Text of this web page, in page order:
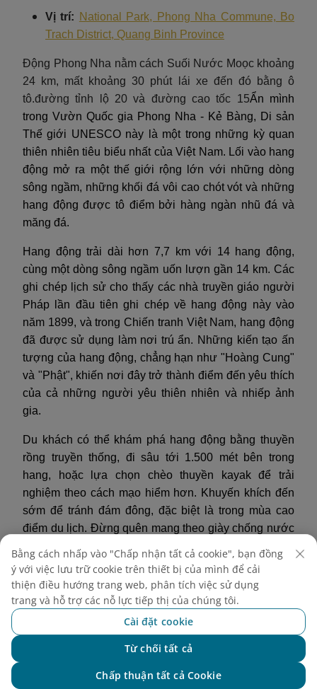
Vị trí: National Park, Phong Nha Commune, Bo
Trach District, Quang Binh Province
Động Phong Nha nằm cách Suối Nước Moọc khoảng
24 km, mất khoảng 30 phút lái xe đến đó bằng ô
tô.đường tỉnh lộ 20 và đường cao tốc 15Ẩn mình
trong Vườn Quốc gia Phong Nha - Kẻ Bàng, Di sản
Thế giới UNESCO này là một trong những kỳ quan
thiên nhiên tiêu biểu nhất của Việt Nam. Lối vào hang
động mở ra một thế giới rộng lớn với những dòng
sông ngầm, những khối đá vôi cao chót vót và những
hang động được tô điểm bởi hàng ngàn nhũ đá và
măng đá.
Hang động trải dài hơn 7,7 km với 14 hang động,
cùng một dòng sông ngầm uốn lượn gần 14 km. Các
ghi chép lịch sử cho thấy các nhà truyền giáo người
Pháp lần đầu tiên ghi chép về hang động này vào
năm 1899, và trong Chiến tranh Việt Nam, hang động
đã được sử dụng làm nơi trú ẩn. Những kiến tạo ấn
tượng của hang động, chẳng hạn như "Hoàng Cung"
và "Phật", khiến nơi đây trở thành điểm đến yêu thích
của cả những người yêu thiên nhiên và nhiếp ảnh
gia.
Du khách có thể khám phá hang động bằng thuyền
rồng truyền thống, đi sâu tới 1.500 mét bên trong
hang, hoặc lựa chọn chèo thuyền kayak để trải
nghiệm theo cách mạo hiểm hơn. Khuyến khích đến
sớm để tránh đám đông, đặc biệt là trong mùa cao
điểm du lịch. Đừng quên mang theo giày chống nước
hang động ẩm ướt và khó lường.
Bằng cách nhấp vào "Chấp nhận tất cả cookie", bạn đồng
ý với việc lưu trữ cookie trên thiết bị của mình để cải
thiện điều hướng trang web, phân tích việc sử dụng
trang và hỗ trợ các nỗ lực tiếp thị của chúng tôi.
Cài đặt cookie
Từ chối tất cả
Chấp thuận tất cả Cookie